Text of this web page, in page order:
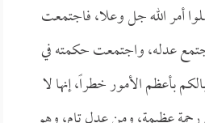
أمر الله جل وعلا، فاجتمعت
عدله، واجتمعت حكمته في
بأعظم الأمور خطراً، إنها لا